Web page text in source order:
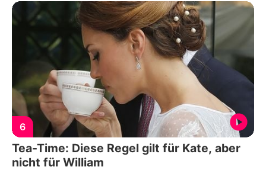
6
Tea-Time: Diese Regel gilt für Kate, aber
nicht für William